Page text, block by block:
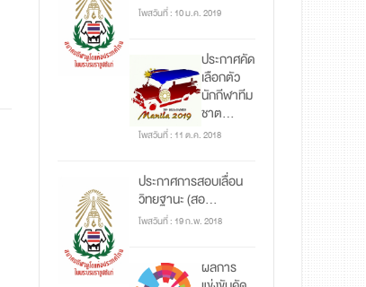
โพสวันที่ : 10 ม.ค. 2019
ประกาศคัด
เลือกตัว
นักกีฬาทีม
ชาต...
โพสวันที่ : 11 ต.ค. 2018
ประกาศการสอบเลื่อน
วิทยฐานะ (สอ...
โพสวันที่ : 19 ก.พ. 2018
ผลการ